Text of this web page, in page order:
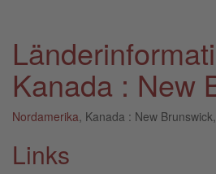
Kanada : New
Nordamerika , Kanada : New Brunswick,
Links